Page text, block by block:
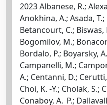
2023 Albanese, R.;
Anokhina, A.; Asada,
Betancourt, C.; Biswas,
Bogomilov, M.;
Bordalo, P.; Boyarsky,
Campanelli, M.;
A.; Centanni, D.;
Choi, K. -Y.; Cholak, S.;
Conaboy, A. P.;